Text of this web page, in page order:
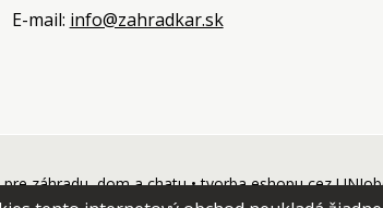
E-mail: info@zahradkar.sk
záhradu, dom a chatu •tvorba eshopu cez